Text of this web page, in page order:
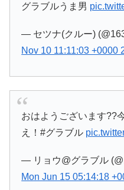
グラブルうま男
— セツナ(クルー)
Nov 10 11:11:03 +0000
おはようございます??
え！#グラブル
— リョウ@グラブル
Mon Jun 15 05:14:18